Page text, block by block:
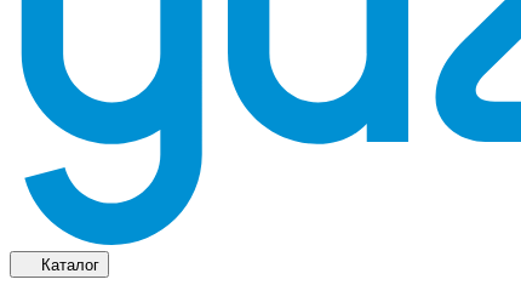
Каталог